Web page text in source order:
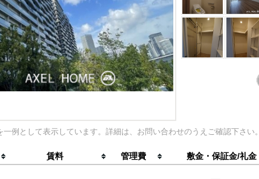
例として表示しています。詳細は、お問い合わせのうえご確認下さい。
賃料 管理費 敷金・保証金/礼金